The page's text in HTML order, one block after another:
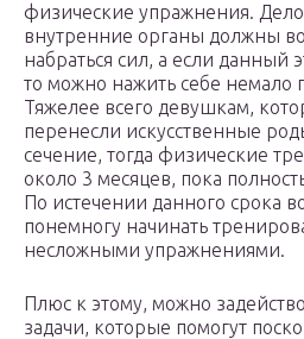
физические упражнения. Дело
внутренние органы должны
набраться сил, а если данный
то можно нажить себе немало
Тяжелее всего девушкам,
перенесли искусственные
сечение, тогда физические
около 3 месяцев, пока
По истечении данного срока
понемногу начинать
несложными упражнениями.
Плюс к этому, можно
задачи, которые помогут